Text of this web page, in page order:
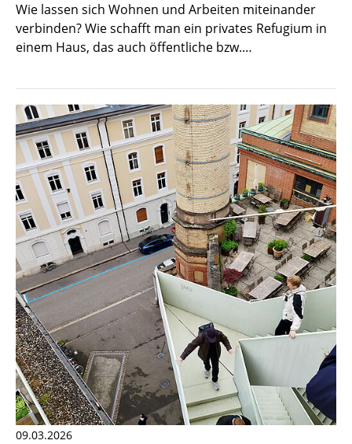
Wie lassen sich Wohnen und Arbeiten miteinander
verbinden? Wie schafft man ein privates Refugium in
einem Haus, das auch öffentliche bzw.…
09.03.2026